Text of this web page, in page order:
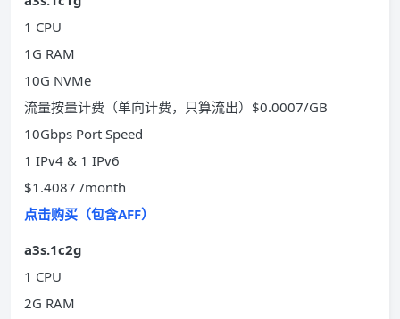
1 CPU
1G RAM
10G NVMe
流量按量计费（单向计费，只算流出）$0.0007/GB
10Gbps Port Speed
1 IPv4 & 1 IPv6
$1.4087 /month
点击购买（包含AFF）
a3s.1c2g
1 CPU
2G RAM